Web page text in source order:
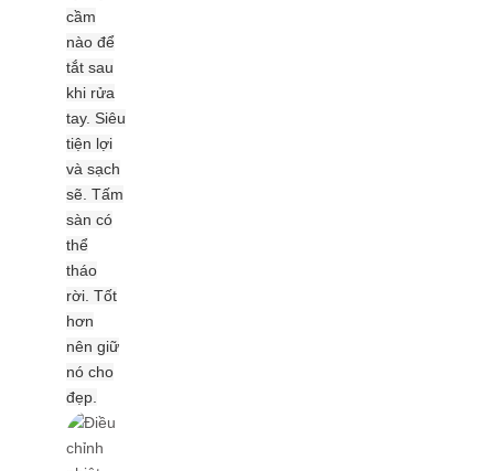
cầm
nào để
tắt sau
khi rửa
tay. Siêu
tiện lợi
và sạch
sẽ. Tấm
sàn có
thể
tháo
rời. Tốt
hơn
nên giữ
nó cho
đẹp.